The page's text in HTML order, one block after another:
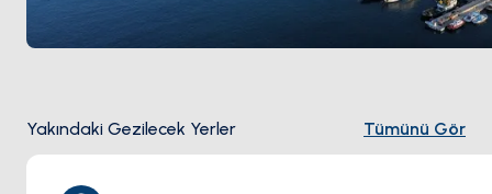
Yakındaki Gezilecek Yerler Tümünü Gör